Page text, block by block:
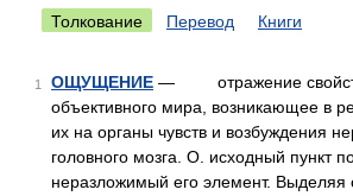
Толкование Перевод Книги
1 ОЩУЩЕНИЕ — отражение
объективного мира, возникающее в
их на органы чувств и возбуждения
головного мозга. О. исходный пункт
неразложимый его элемент. Выделяя